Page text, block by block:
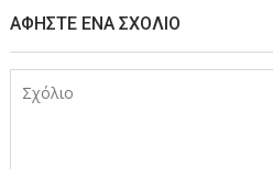
ΑΦΉΣΤΕ ΈΝΑ ΣΧΌΛΙΟ